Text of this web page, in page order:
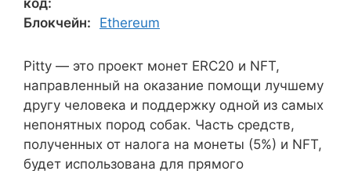
код:
Блокчейн: Ethereum
Pitty — это проект монет ERC20 и NFT,
направленный на оказание помощи лучшему
другу человека и поддержку одной из самых
непонятных пород собак. Часть средств,
полученных от налога на монеты (5%) и NFT,
будет использована для прямого